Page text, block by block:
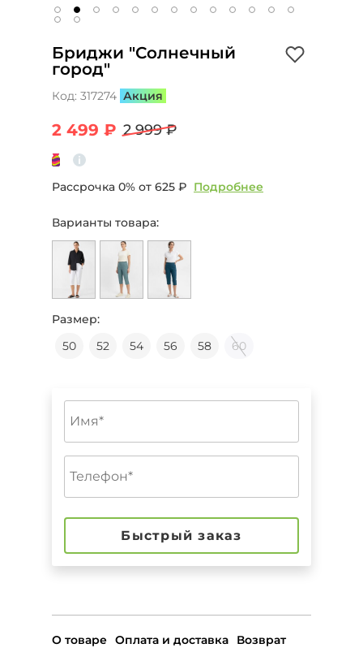
Бриджи "Солнечный
город"
Код: 317274 Акция
2 499 ₽ 2 999 ₽
Рассрочка 0% от 625 ₽ Подробнее
Варианты товара:
Размер:
50
52 54 56 58 60
Быстрый заказ
О товаре Оплата и доставка Возврат